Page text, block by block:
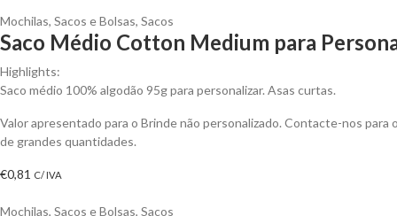
Mochilas, Sacos e Bolsas, Sacos
Saco Médio Cotton Medium para
Highlights:
Saco médio 100% algodão 95g para personalizar. Asas curtas.
Valor apresentado para o Brinde não personalizado. Contacte-nos
de grandes quantidades.
€0,81 C/ IVA
Mochilas, Sacos e Bolsas, Sacos